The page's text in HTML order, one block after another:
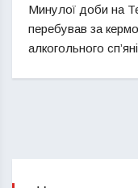
Минулої доби на
перебував за
алкогольного